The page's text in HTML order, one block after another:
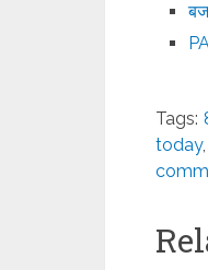
Tags:
today,